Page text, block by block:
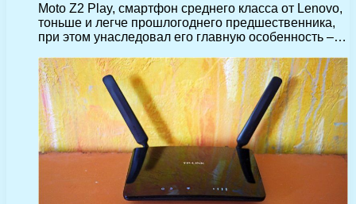
Moto Z2 Play, смартфон среднего класса от Lenovo,
тоньше и легче прошлогоднего предшественника,
при этом унаследовал его главную особенность –…